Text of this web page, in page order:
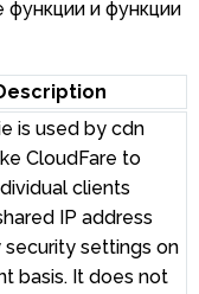
и функции
is used by cdn
CloudFare to
clients
IP address
security settings on
basis. It does not